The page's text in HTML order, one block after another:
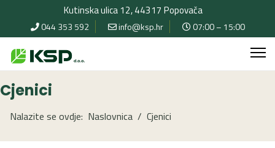
Kutinska ulica 12, 44317 Popovača
044 353 592 info@ksp.hr 07:00 – 15:00
Cjenici
Nalazite se ovdje: Naslovnica Cjenici